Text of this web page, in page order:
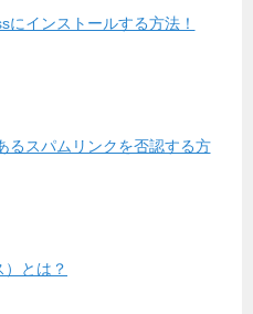
にインストールする方法！
るスパムリンクを否認する方
とは？